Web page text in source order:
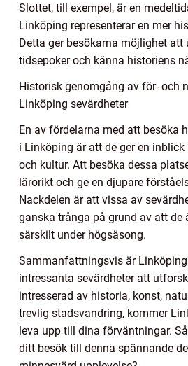
Slottet, till exempel, är en
Linköping representerar en mer
Detta ger besökarna möjlighet att
tidsepoker och känna historiens
Historisk genomgång av för- och
Linköping sevärdheter
En av fördelarna med att besöka
i Linköping är att de ger en
och kultur. Att besöka dessa
lärorikt och ge en djupare
Nackdelen är att vissa av
ganska trånga på grund av att de
särskilt under högsäsong.
Sammanfattningsvis är
intressanta sevärdheter att
intresserad av historia, konst,
trevlig stadsvandring, kommer
leva upp till dina förväntningar.
ditt besök till denna spännande